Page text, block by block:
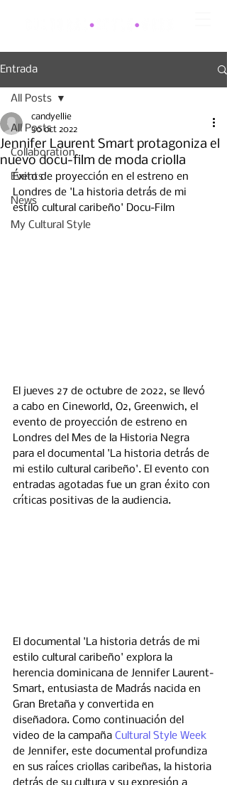
Entrada
All Posts
Collaboration
Events
News
My Cultural Style
All Posts
Jennifer Laurent Smart protagoniza el
nuevo docu-film de moda criolla
candyellie
30 oct 2022
Éxito de proyección en el estreno en
Londres de 'La historia detrás de mi
estilo cultural caribeño' Docu-Film
El jueves 27 de octubre de 2022, se llevó
a cabo en Cineworld, O2, Greenwich, el
evento de proyección de estreno en
Londres del Mes de la Historia Negra
para el documental 'La historia detrás de
mi estilo cultural caribeño'. El evento con
entradas agotadas fue un gran éxito con
críticas positivas de la audiencia.
El documental 'La historia detrás de mi
estilo cultural caribeño' explora la
herencia dominicana de Jennifer Laurent-
Smart, entusiasta de Madrás nacida en
Gran Bretaña y convertida en
diseñadora. Como continuación del
video de la campaña Cultural Style Week
de Jennifer, este documental profundiza
en sus raíces criollas caribeñas, la historia